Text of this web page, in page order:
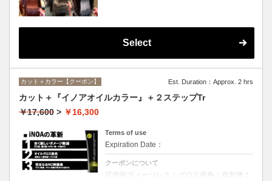
Select
カット＋カラー【クーポン】 Est. Duration：Approx. 2 hrs
カット＋『イノアオイルカラー』＋２ステップTr
￥17,600 > ￥16,300
Terms of use
Expiration Date：
クーポンについて
圧倒的ダメージレス！グロス発色！低刺激！